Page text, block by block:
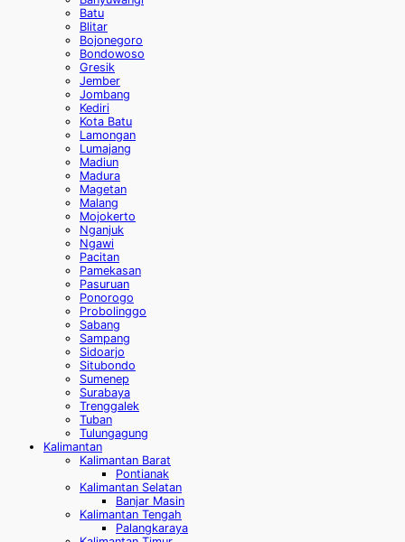
Batu
Blitar
Bojonegoro
Bondowoso
Gresik
Jember
Jombang
Kediri
Kota Batu
Lamongan
Lumajang
Madiun
Madura
Magetan
Malang
Mojokerto
Nganjuk
Ngawi
Pacitan
Pamekasan
Pasuruan
Ponorogo
Probolinggo
Sabang
Sampang
Sidoarjo
Situbondo
Sumenep
Surabaya
Trenggalek
Tuban
Tulungagung
Kalimantan
Kalimantan Barat
Pontianak
Kalimantan Selatan
Banjar Masin
Kalimantan Tengah
Palangkaraya